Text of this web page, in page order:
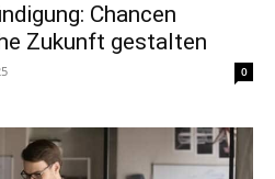
Chancen
Zukunft gestalten
0